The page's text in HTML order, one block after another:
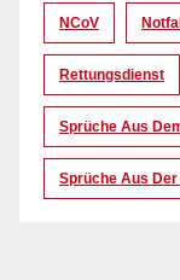
NCoV
Rettungsdienst
Sprüche Aus
Sprüche Aus